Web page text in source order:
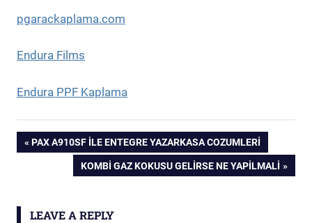
pgarackaplama.com
Endura Films
Endura PPF Kaplama
Yazı
gezinmesi
PREVIOUS
PAX A910SF İLE ENTEGRE YAZARKASA COZUMLERI
NEXT
POST:
KOMBI GAZ KOKUSU GELIRSE NE YAPILMALI
LEAVE A REPLY